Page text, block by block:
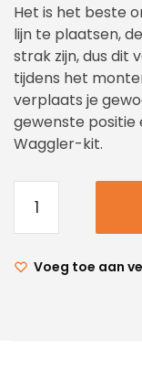
Het is het beste
lijn te plaatsen,
strak zijn, dus dit
tijdens het
verplaats je
gewenste positie
Waggler-kit.
Voeg toe aan